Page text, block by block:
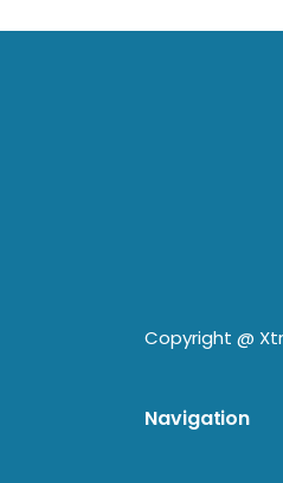
Copyright @
Navigation